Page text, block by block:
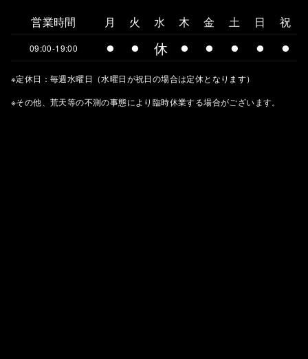
営業時間 月 火 水 木 金 土 日 祝
09:00-19:00 ⚫︎ ⚫︎ 休 ⚫︎ ⚫︎ ⚫︎ ⚫︎ ⚫︎
※定休日：毎週水曜日（水曜日が祝日の場合は定休となります）
※その他、荒天等の不測の事態により臨時休業する場合がございます。